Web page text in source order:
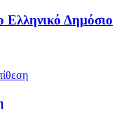
Δημόσιο